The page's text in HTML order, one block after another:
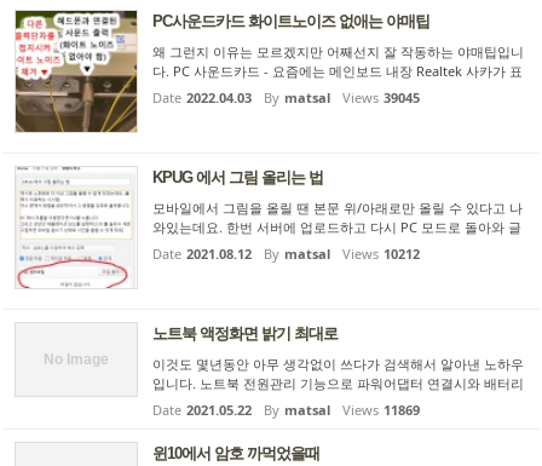
PC사운드카드 화이트노이즈 없애는 야매팁
왜 그런지 이유는 모르겠지만 어째선지 잘 작동하는 야매팁입니
다. PC 사운드카드 - 요즘에는 메인보드 내장 Realtek 사카가 표
준이죠 - 는 화이트 노이즈로 악명이 높습니다. 그래서 USB DAC
같은 걸 쓰시는 분들이 많은데요. 그런데 제가 쓰는 USB DAC...
Date 2022.04.03 By matsal Views 39045
KPUG 에서 그림 올리는 법
모바일에서 그림을 올릴 땐 본문 위/아래로만 올릴 수 있다고 나
와있는데요. 한번 서버에 업로드하고 다시 PC 모드로 돌아와 글
을 편집하면 본문 삽입 기능으로 원하는 위치로 바꿀 수 있으므
로 이전처럼 자유롭게 배치할 수 있습니다. 순서 1. 크롬에서 F12
Date 2021.08.12 By matsal Views 10212
No Image
노트북 액정화면 밝기 최대로
이것도 몇년동안 아무 생각없이 쓰다가 검색해서 알아낸 노하우
입니다. 노트북 전원관리 기능으로 파워어댑터 연결시와 배터리
사용시 밝기를 조절하거나, 주위 광량에 따라 자동 조절하는 기
능 등은 윈도10 의 제어판을 통해 바로 조절할 수 있습니다. 여기
Date 2021.05.22 By matsal Views 11869
윈10에서 암호 까먹었을때